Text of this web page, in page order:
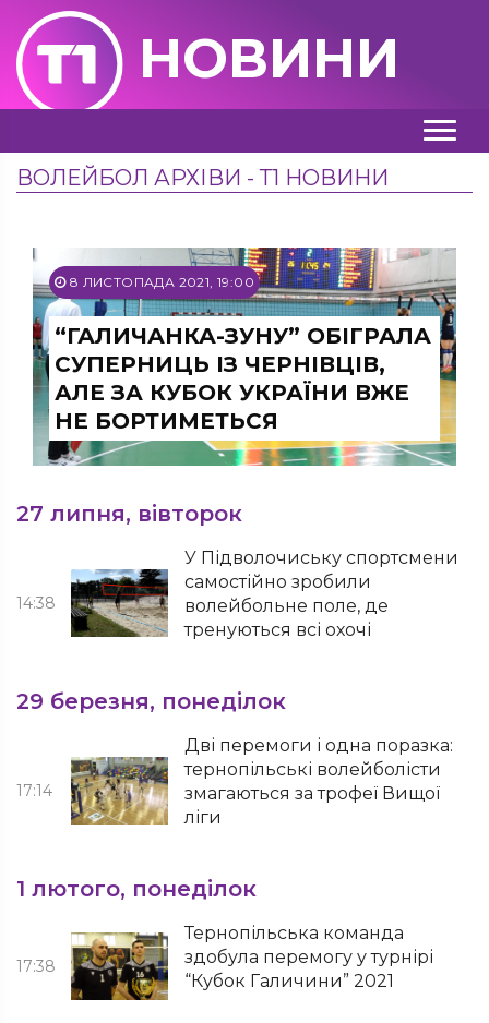
НОВИНИ
ВОЛЕЙБОЛ АРХІВИ - Т1 НОВИНИ
8 ЛИСТОПАДА 2021, 19:00
“ГАЛИЧАНКА-ЗУНУ” ОБІГРАЛА
СУПЕРНИЦЬ ІЗ ЧЕРНІВЦІВ,
АЛЕ ЗА КУБОК УКРАЇНИ ВЖЕ
НЕ БОРТИМЕТЬСЯ
27 липня, вівторок
14:38
У Підволочиську спортсмени
самостійно зробили
волейбольне поле, де
тренуються всі охочі
29 березня, понеділок
17:14
Дві перемоги і одна поразка:
тернопільські волейболісти
змагаються за трофеї Вищої
ліги
1 лютого, понеділок
17:38
Тернопільська команда
здобула перемогу у турнірі
“Кубок Галичини” 2021